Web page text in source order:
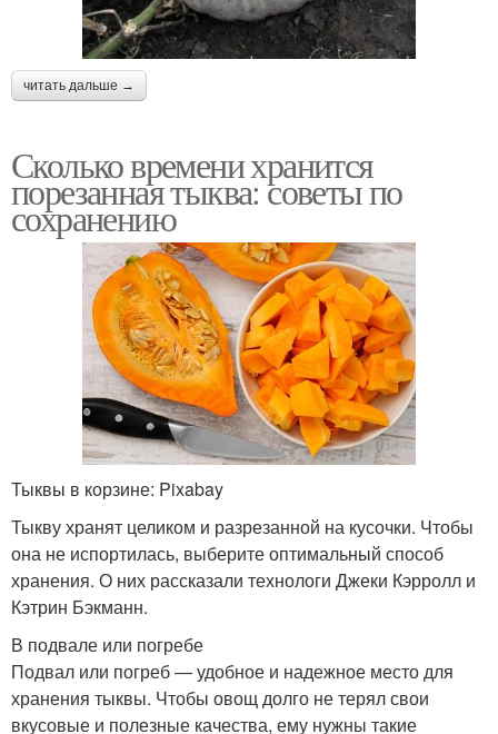
читать дальше →
Сколько времени хранится
порезанная тыква: советы по
сохранению
Тыквы в корзине: Pixabay
Тыкву хранят целиком и разрезанной на кусочки. Чтобы
она не испортилась, выберите оптимальный способ
хранения. О них рассказали технологи Джеки Кэрролл и
Кэтрин Бэкманн.
В подвале или погребе
Подвал или погреб — удобное и надежное место для
хранения тыквы. Чтобы овощ долго не терял свои
вкусовые и полезные качества, ему нужны такие